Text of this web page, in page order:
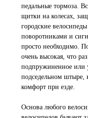
педальные тормоза.
щитки на колесах,
городские
поворотниками и
просто необходимо.
очень высокая, что
подпружиненное или
подседельном штыре,
комфорт при езде.
Основа любого